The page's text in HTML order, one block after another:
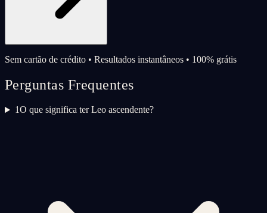
Sem cartão de crédito • Resultados instantâneos • 100% grátis
Perguntas Frequentes
1O que significa ter Leo ascendente?